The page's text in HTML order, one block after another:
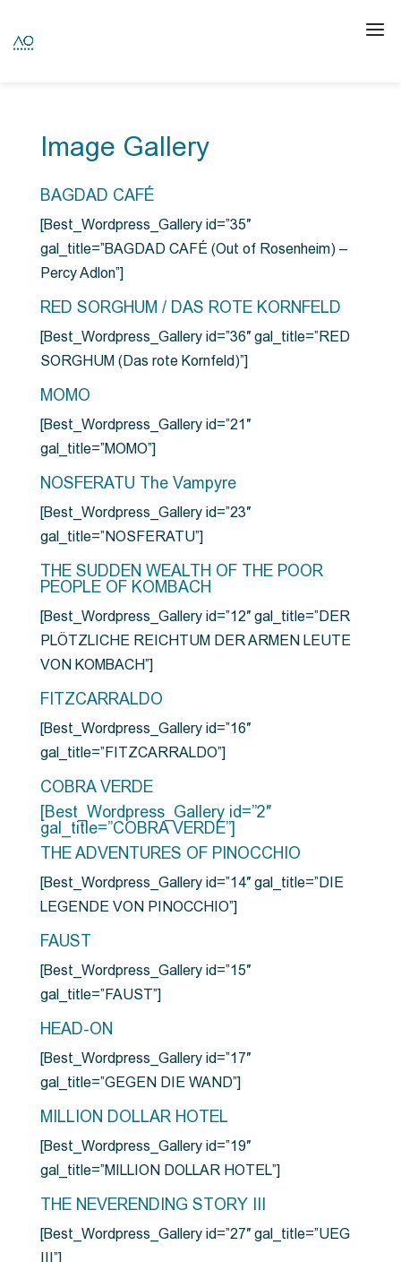
Image Gallery
BAGDAD CAFÉ
[Best_Wordpress_Gallery id=”35″
gal_title=”BAGDAD CAFÉ (Out of Rosenheim) –
Percy Adlon”]
RED SORGHUM / DAS ROTE KORNFELD
[Best_Wordpress_Gallery id=”36″ gal_title=”RED
SORGHUM (Das rote Kornfeld)”]
MOMO
[Best_Wordpress_Gallery id=”21″
gal_title=”MOMO”]
NOSFERATU The Vampyre
[Best_Wordpress_Gallery id=”23″
gal_title=”NOSFERATU”]
THE SUDDEN WEALTH OF THE POOR
PEOPLE OF KOMBACH
[Best_Wordpress_Gallery id=”12″ gal_title=”DER
PLÖTZLICHE REICHTUM DER ARMEN LEUTE
VON KOMBACH”]
FITZCARRALDO
[Best_Wordpress_Gallery id=”16″
gal_title=”FITZCARRALDO”]
COBRA VERDE
[Best_Wordpress_Gallery id=”2″
gal_title=”COBRA VERDE”]
THE ADVENTURES OF PINOCCHIO
[Best_Wordpress_Gallery id=”14″ gal_title=”DIE
LEGENDE VON PINOCCHIO”]
FAUST
[Best_Wordpress_Gallery id=”15″
gal_title=”FAUST”]
HEAD-ON
[Best_Wordpress_Gallery id=”17″
gal_title=”GEGEN DIE WAND”]
MILLION DOLLAR HOTEL
[Best_Wordpress_Gallery id=”19″
gal_title=”MILLION DOLLAR HOTEL”]
THE NEVERENDING STORY III
[Best_Wordpress_Gallery id=”27″ gal_title=”UEG
III”]